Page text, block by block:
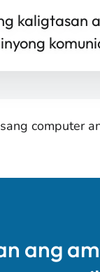
kaligtasan
computer
ang